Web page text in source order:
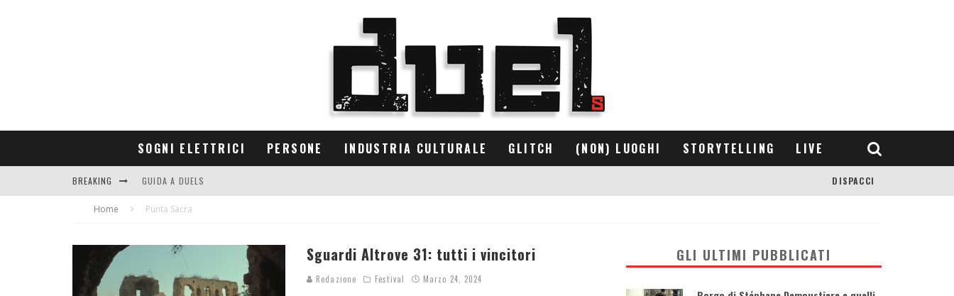
SOGNI ELETTRICI PERSONE INDUSTRIA CULTURALE GLITCH (NON) LUOGHI STORYTELLING LIVE
BREAKING GUIDA A DUELS
CONTRIBUTORS
DISPACCI
Home Punta Sacra
Sguardi Altrove 31: tutti i vincitori
Redazione Festival Marzo 24, 2024
GLI ULTIMI PUBBLICATI